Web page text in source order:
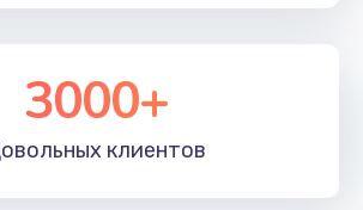
3000+
клиентов